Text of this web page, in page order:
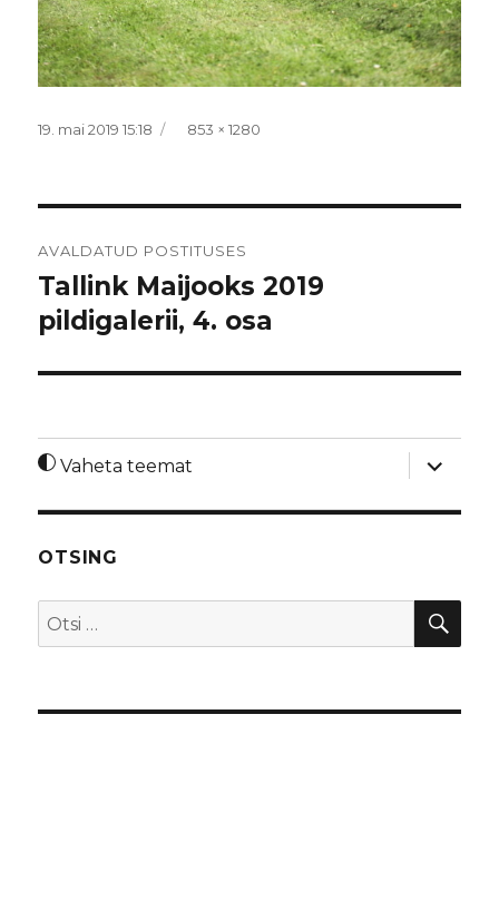
Postitatud
19. mai 2019 15:18 Täissuurus
853 × 1280
AVALDATUD POSTITUSES
Tallink Maijooks 2019
pildigalerii, 4. osa
Vaheta teemat
laienda
OTSING
Otsi: